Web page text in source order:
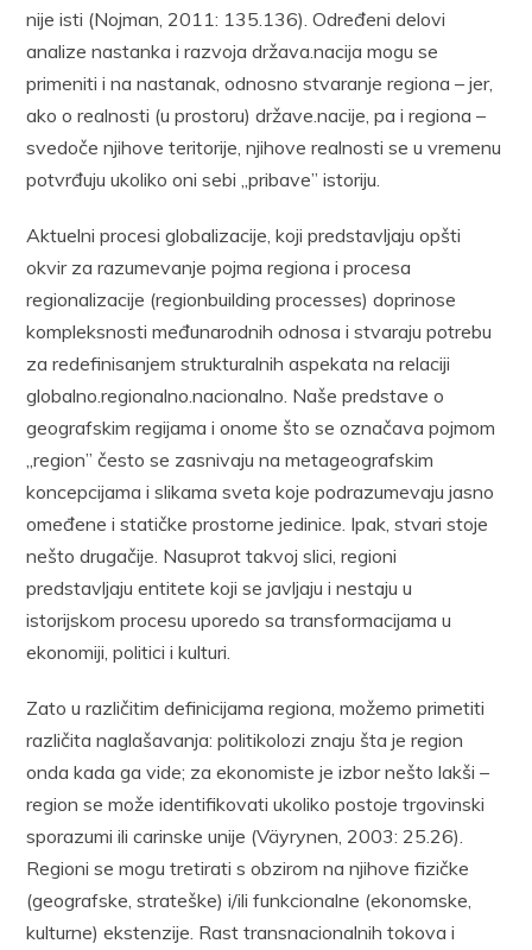
nije isti (Nojman, 2011: 135.136). Određeni delovi
analize nastanka i razvoja država.nacija mogu se
primeniti i na nastanak, odnosno stvaranje regiona – jer,
ako o realnosti (u prostoru) države.nacije, pa i regiona –
svedoče njihove teritorije, njihove realnosti se u vremenu
potvrđuju ukoliko oni sebi „pribave” istoriju.
Aktuelni procesi globalizacije, koji predstavljaju opšti
okvir za razumevanje pojma regiona i procesa
regionalizacije (regionbuilding processes) doprinose
kompleksnosti međunarodnih odnosa i stvaraju potrebu
za redefinisanjem strukturalnih aspekata na relaciji
globalno.regionalno.nacionalno. Naše predstave o
geografskim regijama i onome što se označava pojmom
„region” često se zasnivaju na metageografskim
koncepcijama i slikama sveta koje podrazumevaju jasno
omeđene i statičke prostorne jedinice. Ipak, stvari stoje
nešto drugačije. Nasuprot takvoj slici, regioni
predstavljaju entitete koji se javljaju i nestaju u
istorijskom procesu uporedo sa transformacijama u
ekonomiji, politici i kulturi.
Zato u različitim definicijama regiona, možemo primetiti
različita naglašavanja: politikolozi znaju šta je region
onda kada ga vide; za ekonomiste je izbor nešto lakši –
region se može identifikovati ukoliko postoje trgovinski
sporazumi ili carinske unije (Väyrynen, 2003: 25.26).
Regioni se mogu tretirati s obzirom na njihove fizičke
(geografske, strateške) i/ili funkcionalne (ekonomske,
kulturne) ekstenzije. Rast transnacionalnih tokova i